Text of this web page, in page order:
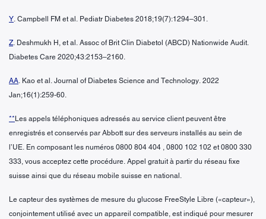
Y. Campbell FM et al. Pediatr Diabetes 2018;19(7):1294–301.
Z. Deshmukh H, et al. Assoc of Brit Clin Diabetol (ABCD) Nationwide Audit.
Diabetes Care 2020;43:2153–2160.
AA. Kao et al. Journal of Diabetes Science and Technology. 2022
Jan;16(1):259-60.
** Les appels téléphoniques adressés au service client peuvent être
enregistrés et conservés par Abbott sur des serveurs installés au sein de
l’UE. En composant les numéros 0800 804 404 , 0800 102 102 et 0800 330
333, vous acceptez cette procédure. Appel gratuit à partir du réseau fixe
suisse ainsi que du réseau mobile suisse en national.
Le capteur des systèmes de mesure du glucose FreeStyle Libre («capteur»),
conjointement utilisé avec un appareil compatible, est indiqué pour mesurer